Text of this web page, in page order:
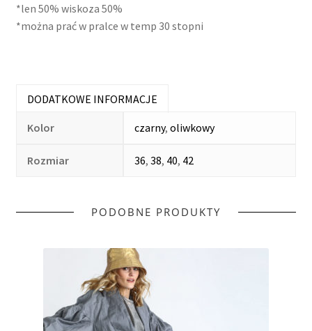
*len 50% wiskoza 50%
*można prać w pralce w temp 30 stopni
DODATKOWE INFORMACJE
Kolor czarny, oliwkowy
Rozmiar 36, 38, 40, 42
PODOBNE PRODUKTY